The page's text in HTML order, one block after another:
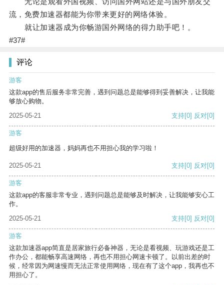
流，免费加速器都能为你带来更好的网络体验。
就让加速器成为你畅游国外网络的得力助手吧！。
#37#
评论
游客
这款app的售后服务非常完善，遇到问题总是能够得到妥善解决，让我能
够放心购物。
2025-05-21
支持[0] 反对[0]
游客
超级好用的加速器，妈妈再也不用担心我的学习啦！
2025-05-21 支持[0] 反对[0]
游客
这款app的客服非常专业，遇到问题总是能够及时解决，让我能够安心工
作。
2025-05-21
支持[0] 反对[0]
游客
这款加速器app简直是居家旅行必备神器，无论是看视频、玩游戏还是工
作办公，都能畅享高速网络，再也不用担心网速卡顿了。以前出差的时
候，经常因为网速慢而无法正常使用网络，现在有了这个app，我再也不
用担心了。